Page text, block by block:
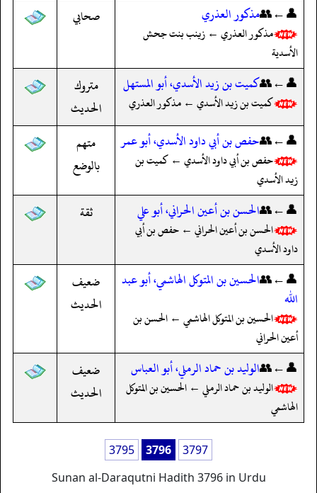
👤←👥مذكور العذري
مذكور العذري ← زينب بنت جحش
الأسدية
صحابي
👤←👥كميت بن زيد الأسدي، أبو المستهل
كميت بن زيد الأسدي ← مذكور العذري
متروك
الحديث
👤←👥حفص بن أبي داود الأسدي، أبو عمر
حفص بن أبي داود الأسدي ← كميت بن
زيد الأسدي
متهم
بالوضع
👤←👥الحسن بن أعين الحراني، أبو علي
الحسن بن أعين الحراني ← حفص بن أبي
داود الأسدي
ثقة
👤←👥الحسين بن المتوكل الهاشمي، أبو عبد
الله
الحسين بن المتوكل الهاشمي ← الحسن بن
أعين الحراني
ضعيف
الحديث
👤←👥الوليد بن حماد الرملي، أبو العباس
الوليد بن حماد الرملي ← الحسين بن المتوكل
الهاشمي
ضعيف
الحديث
3795 3796
3797
Sunan al-Daraqutni Hadith 3796 in Urdu